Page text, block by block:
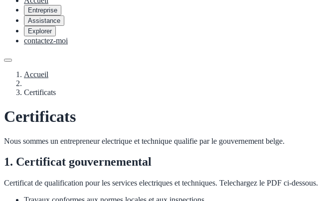
Entreprise
Assistance
Explorer
contactez-moi
Accueil
Certificats
Certificats
Nous sommes un entrepreneur electrique et technique qualifie par le gouvernement belge.
1. Certificat gouvernemental
Certificat de qualification pour les services electriques et techniques. Telechargez le PDF ci-dessous.